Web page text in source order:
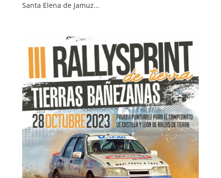
Santa Elena de Jamuz...